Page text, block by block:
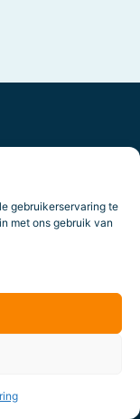
gebruikerservaring te
met ons gebruik van